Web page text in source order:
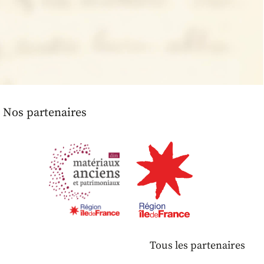
Nos partenaires
Tous les partenaires